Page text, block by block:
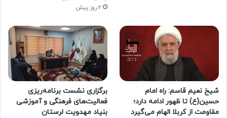
2 روز پیش
شیخ نعیم قاسم: راه امام
حسین(ع) تا ظهور ادامه دارد؛
مقاومت از کربلا الهام می‌گیرد
برگزاری نشست برنامه‌ریزی
فعالیت‌های فرهنگی و آموزشی
بنیاد مهدویت لرستان